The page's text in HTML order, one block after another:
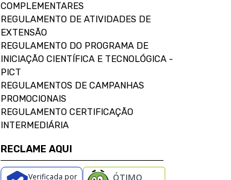
COMPLEMENTARES
REGULAMENTO DE ATIVIDADES DE
EXTENSÃO
REGULAMENTO DO PROGRAMA DE
INICIAÇÃO CIENTÍFICA E TECNOLÓGICA -
PICT
REGULAMENTOS DE CAMPANHAS
PROMOCIONAIS
REGULAMENTO CERTIFICAÇÃO
INTERMEDIÁRIA
RECLAME AQUI
Verificada por ÓTIMO